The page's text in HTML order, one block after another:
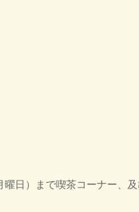
曜日）まで喫茶コーナー、